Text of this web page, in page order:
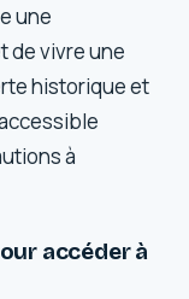
une
de vivre une
historique et
à
accéder à